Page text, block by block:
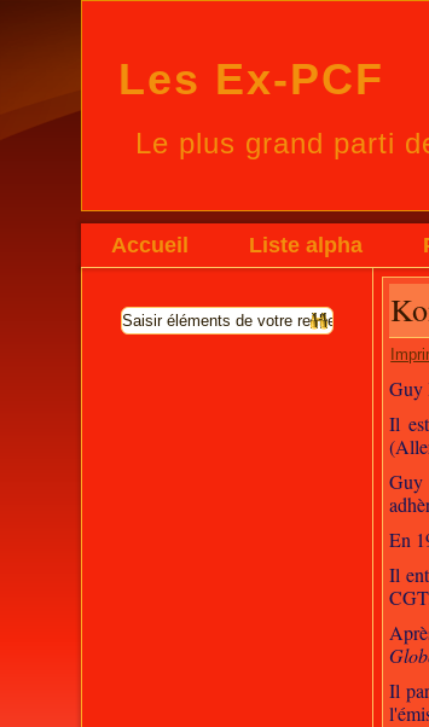
Les Ex-PCF
Le plus grand parti
Accueil Liste alpha
Guy
Il
Guy
En
Il
Il